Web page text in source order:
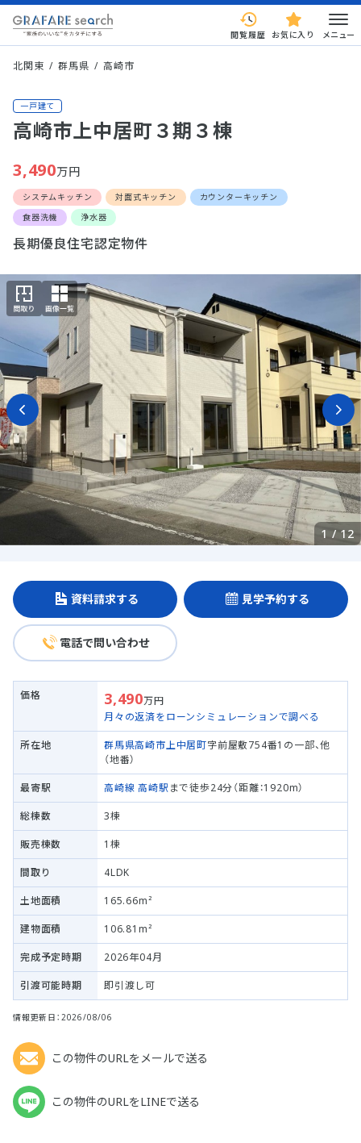
閲覧履歴 お気に入り メニュー
北関東 群馬県 高崎市
一戸建て
高崎市上中居町３期３棟
3,490万円
システムキッチン 対面式キッチン
カウンターキッチン
食器洗機
浄水器
長期優良住宅認定物件
1 / 12
資料請求する 見学予約する
電話で問い合わせ
価格 3,490万円
月々の返済をローンシミュレーションで調べる
所在地 群馬県高崎市上中居町字前屋敷754番1の一部、他
（地番）
最寄駅 高崎線 高崎駅 まで徒歩24分（距離：1920m）
総棟数 3棟
販売棟数 1棟
間取り 4LDK
土地面積 165.66m²
建物面積 106.81m²
完成予定時期 2026年04月
引渡可能時期 即引渡し可
情報更新日：2026/08/06
この物件のURLをメールで送る
この物件のURLをLINEで送る